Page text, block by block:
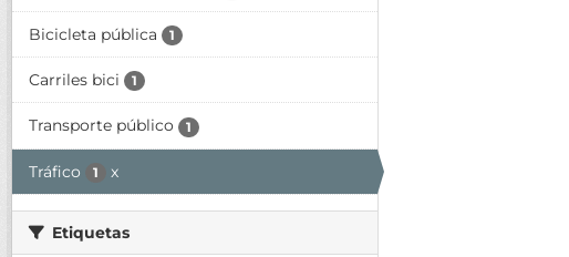
Bicicleta pública 1
Carriles bici 1
Transporte público 1
Tráfico 1 x
Etiquetas